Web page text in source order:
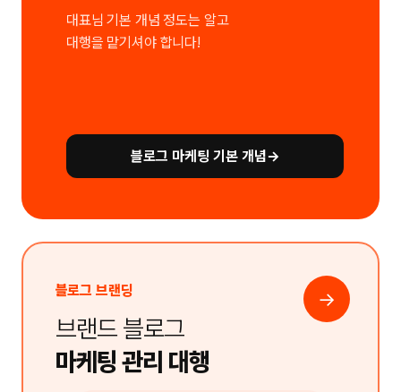
대표님 기본 개념 정도는 알고
대행을 맡기셔야 합니다!
블로그 마케팅 기본 개념→
블로그 브랜딩
브랜드 블로그
마케팅 관리 대행
→